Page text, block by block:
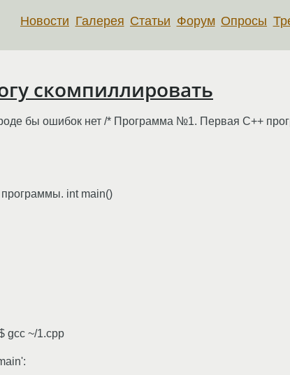
Новости Галерея Статьи Форум Опросы
скомпиллировать
бы ошибок нет /* Программа №1. Первая С++
int main()
gcc ~/1.cpp